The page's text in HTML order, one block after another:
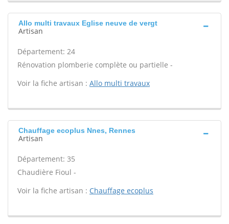
Allo multi travaux Eglise neuve de vergt
Artisan
Département: 24
Rénovation plomberie complète ou partielle -
Voir la fiche artisan : Allo multi travaux
Chauffage ecoplus Nnes, Rennes
Artisan
Département: 35
Chaudière Fioul -
Voir la fiche artisan : Chauffage ecoplus